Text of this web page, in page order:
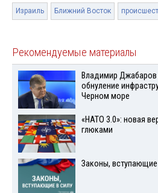
Израиль Ближний Восток
Рекомендуемые материалы
Владимир
обнуление
Черном море
«НАТО 3.0»: новая
глюками
Законы, вступающие